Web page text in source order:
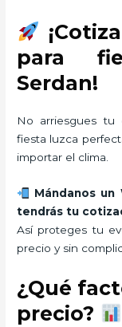
para
Serdan!
No arriesgues tu
fiesta luzca
importar el clima.
Mándanos
tendrás tu
Así proteges tu
precio y sin
¿Qué
precio?